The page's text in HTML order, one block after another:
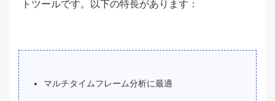
トツールです。以下の特長があります：
マルチタイムフレーム分析に最適